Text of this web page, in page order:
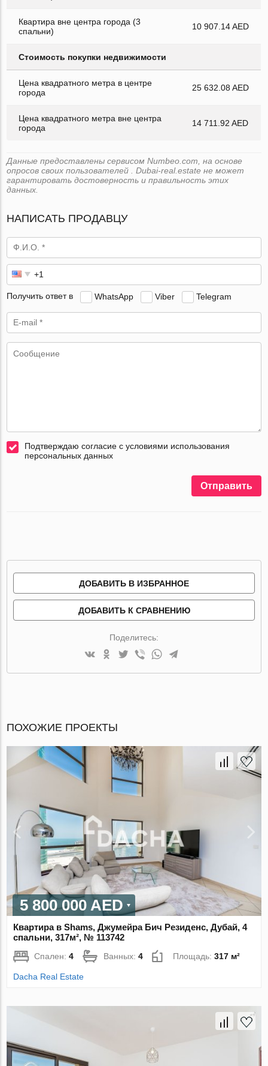
Квартира вне центра города (3
спальни)
10 907.14 AED
Стоимость покупки недвижимости
Цена квадратного метра в центре
города
25 632.08 AED
Цена квадратного метра вне центра
города
14 711.92 AED
Данные предоставлены сервисом Numbeo.com, на основе
опросов своих пользователей . Dubai-real.estate не может
гарантировать достоверность и правильность этих
данных.
НАПИСАТЬ ПРОДАВЦУ
Получить ответ в WhatsApp Viber Telegram
Подтверждаю согласие с условиями использования
персональных данных
Отправить
ДОБАВИТЬ В ИЗБРАННОЕ
ДОБАВИТЬ К СРАВНЕНИЮ
Поделитесь:
ПОХОЖИЕ ПРОЕКТЫ
5 800 000 AED
Квартира в Shams, Джумейра Бич Резиденс, Дубай, 4
спальни, 317м², № 113742
Спален:4 Ванных:4 Площадь:317 м²
Dacha Real Estate